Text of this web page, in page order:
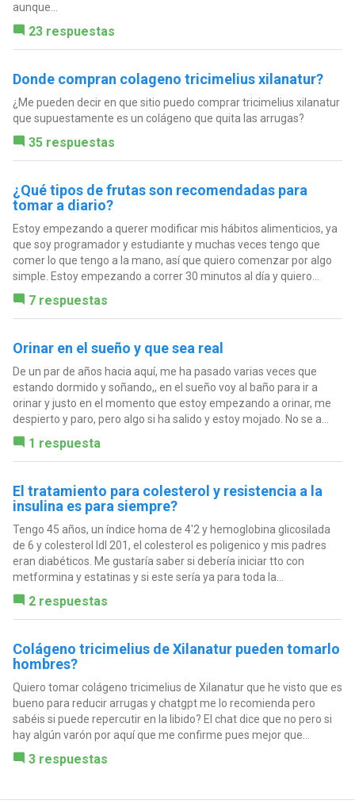
aunque...
23 respuestas
Donde compran colageno tricimelius xilanatur?
¿Me pueden decir en que sitio puedo comprar tricimelius xilanatur
que supuestamente es un colágeno que quita las arrugas?
35 respuestas
¿Qué tipos de frutas son recomendadas para
tomar a diario?
Estoy empezando a querer modificar mis hábitos alimenticios, ya
que soy programador y estudiante y muchas veces tengo que
comer lo que tengo a la mano, así que quiero comenzar por algo
simple. Estoy empezando a correr 30 minutos al día y quiero...
7 respuestas
Orinar en el sueño y que sea real
De un par de años hacia aquí, me ha pasado varias veces que
estando dormido y soñando,, en el sueño voy al baño para ir a
orinar y justo en el momento que estoy empezando a orinar, me
despierto y paro, pero algo si ha salido y estoy mojado. No se a...
1 respuesta
El tratamiento para colesterol y resistencia a la
insulina es para siempre?
Tengo 45 años, un índice homa de 4'2 y hemoglobina glicosilada
de 6 y colesterol ldl 201, el colesterol es poligenico y mis padres
eran diabéticos. Me gustaría saber si debería iniciar tto con
metformina y estatinas y si este sería ya para toda la...
2 respuestas
Colágeno tricimelius de Xilanatur pueden tomarlo
hombres?
Quiero tomar colágeno tricimelius de Xilanatur que he visto que es
bueno para reducir arrugas y chatgpt me lo recomienda pero
sabéis si puede repercutir en la libido? El chat dice que no pero si
hay algún varón por aquí que me confirme pues mejor que...
3 respuestas